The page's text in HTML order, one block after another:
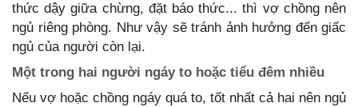
thức dậy giữa chừng, đặt báo thức... thì vợ chồng nên
ngủ riêng phòng. Như vậy sẽ tránh ảnh hưởng đến giấc
ngủ của người còn lại.
Một trong hai người ngáy to hoặc tiểu đêm nhiều
Nếu vợ hoặc chồng ngáy quá to, tốt nhất cả hai nên ngủ